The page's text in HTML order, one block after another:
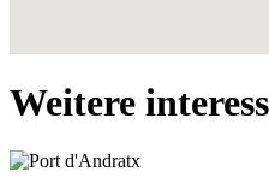
Weitere